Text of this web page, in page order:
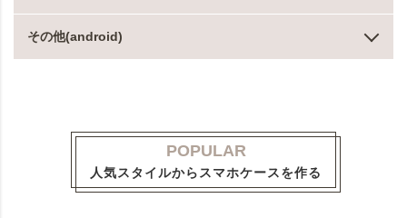
その他(android)
POPULAR
人気スタイルからスマホケースを作る